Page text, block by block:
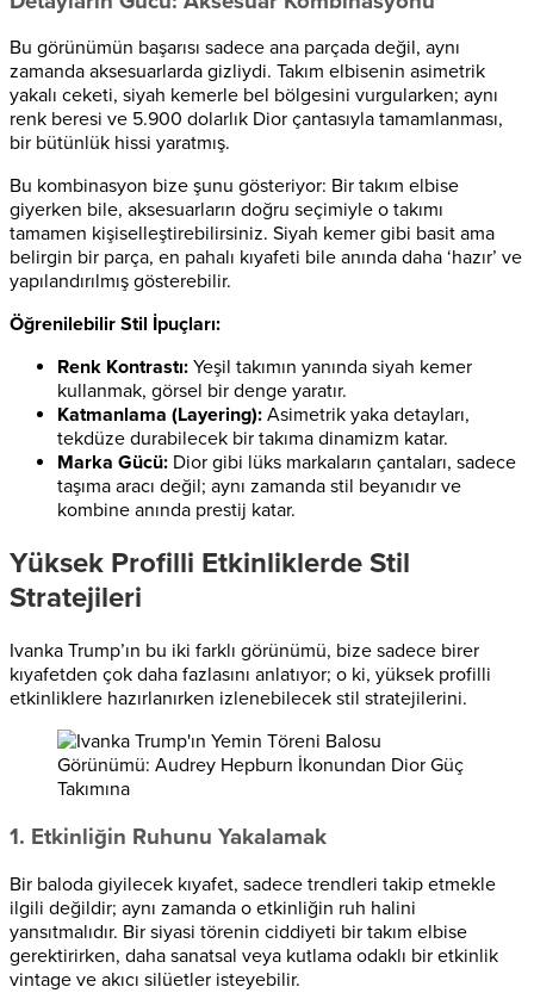
Bu görünümün başarısı sadece ana parçada değil, aynı
zamanda aksesuarlarda gizliydi. Takım elbisenin asimetrik
yakalı ceketi, siyah kemerle bel bölgesini vurgularken; aynı
renk beresi ve 5.900 dolarlık Dior çantasıyla tamamlanması,
bir bütünlük hissi yaratmış.
Bu kombinasyon bize şunu gösteriyor: Bir takım elbise
giyerken bile, aksesuarların doğru seçimiyle o takımı
tamamen kişiselleştirebilirsiniz. Siyah kemer gibi basit ama
belirgin bir parça, en pahalı kıyafeti bile anında daha ‘hazır’ ve
yapılandırılmış gösterebilir.
Öğrenilebilir Stil İpuçları:
Renk Kontrastı: Yeşil takımın yanında siyah kemer
kullanmak, görsel bir denge yaratır.
Katmanlama (Layering): Asimetrik yaka detayları,
tekdüze durabilecek bir takıma dinamizm katar.
Marka Gücü: Dior gibi lüks markaların çantaları, sadece
taşıma aracı değil; aynı zamanda stil beyanıdır ve
kombine anında prestij katar.
Yüksek Profilli Etkinliklerde Stil
Stratejileri
Ivanka Trump’ın bu iki farklı görünümü, bize sadece birer
kıyafetden çok daha fazlasını anlatıyor; o ki, yüksek profilli
etkinliklere hazırlanırken izlenebilecek stil stratejilerini.
1. Etkinliğin Ruhunu Yakalamak
Bir baloda giyilecek kıyafet, sadece trendleri takip etmekle
ilgili değildir; aynı zamanda o etkinliğin ruh halini
yansıtmalıdır. Bir siyasi törenin ciddiyeti bir takım elbise
gerektirirken, daha sanatsal veya kutlama odaklı bir etkinlik
vintage ve akıcı silüetler isteyebilir.